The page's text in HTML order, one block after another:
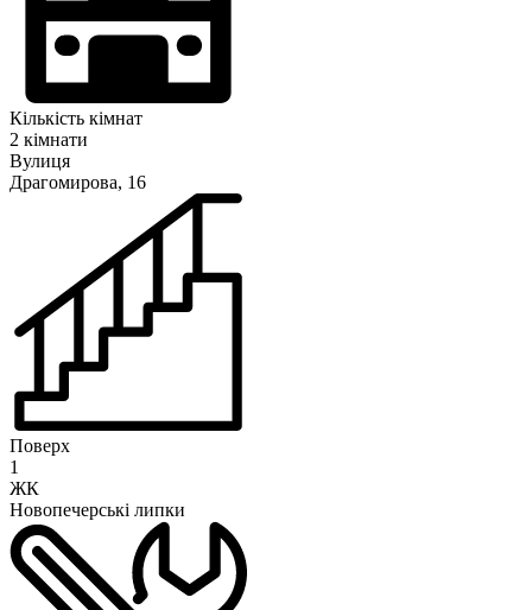
Кількість кімнат
2 кімнати
Вулиця
Драгомирова, 16
Поверх
1
ЖК
Новопечерські липки